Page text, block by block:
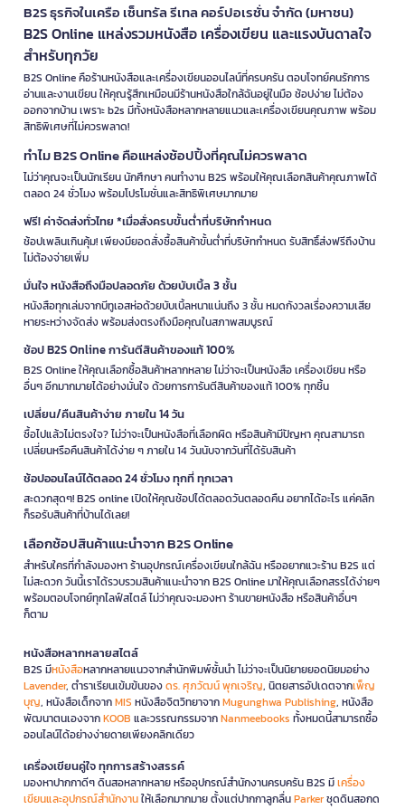
B2S ธุรกิจในเครือ เซ็นทรัล รีเทล คอร์ปอเรชั่น จำกัด (มหาชน)
B2S Online แหล่งรวมหนังสือ เครื่องเขียน และแรงบันดาลใจ
สำหรับทุกวัย
B2S Online คือร้านหนังสือและเครื่องเขียนออนไลน์ที่ครบครัน ตอบโจทย์คนรักการ
อ่านและงานเขียน ให้คุณรู้สึกเหมือนมีร้านหนังสือใกล้ฉันอยู่ในมือ ช้อปง่าย ไม่ต้อง
ออกจากบ้าน เพราะ b2s มีทั้งหนังสือหลากหลายแนวและเครื่องเขียนคุณภาพ พร้อม
สิทธิพิเศษที่ไม่ควรพลาด!
ทำไม B2S Online คือแหล่งช้อปปิ้งที่คุณไม่ควรพลาด
ไม่ว่าคุณจะเป็นนักเรียน นักศึกษา คนทำงาน B2S พร้อมให้คุณเลือกสินค้าคุณภาพได้
ตลอด 24 ชั่วโมง พร้อมโปรโมชั่นและสิทธิพิเศษมากมาย
ฟรี! ค่าจัดส่งทั่วไทย *เมื่อสั่งครบขั้นต่ำที่บริษัทกำหนด
ช้อปเพลินเกินคุ้ม! เพียงมียอดสั่งซื้อสินค้าขั้นต่ำที่บริษัทกำหนด รับสิทธิ์ส่งฟรีถึงบ้าน
ไม่ต้องจ่ายเพิ่ม
มั่นใจ หนังสือถึงมือปลอดภัย ด้วยบับเบิ้ล 3 ชั้น
หนังสือทุกเล่มจากบีทูเอสห่อด้วยบับเบิ้ลหนาแน่นถึง 3 ชั้น หมดกังวลเรื่องความเสีย
หายระหว่างจัดส่ง พร้อมส่งตรงถึงมือคุณในสภาพสมบูรณ์
ช้อป B2S Online การันตีสินค้าของแท้ 100%
B2S Online ให้คุณเลือกซื้อสินค้าหลากหลาย ไม่ว่าจะเป็นหนังสือ เครื่องเขียน หรือ
อื่นๆ อีกมากมายได้อย่างมั่นใจ ด้วยการการันตีสินค้าของแท้ 100% ทุกชิ้น
เปลี่ยน/คืนสินค้าง่าย ภายใน 14 วัน
ซื้อไปแล้วไม่ตรงใจ? ไม่ว่าจะเป็นหนังสือที่เลือกผิด หรือสินค้ามีปัญหา คุณสามารถ
เปลี่ยนหรือคืนสินค้าได้ง่าย ๆ ภายใน 14 วันนับจากวันที่ได้รับสินค้า
ช้อปออนไลน์ได้ตลอด 24 ชั่วโมง ทุกที่ ทุกเวลา
สะดวกสุดๆ! B2S online เปิดให้คุณช้อปได้ตลอดวันตลอดคืน อยากได้อะไร แค่คลิก
ก็รอรับสินค้าที่บ้านได้เลย!
เลือกช้อปสินค้าแนะนำจาก B2S Online
สำหรับใครที่กำลังมองหา ร้านอุปกรณ์เครื่องเขียนใกล้ฉัน หรืออยากแวะร้าน B2S แต่
ไม่สะดวก วันนี้เราได้รวบรวมสินค้าแนะนำจาก B2S Online มาให้คุณเลือกสรรได้ง่ายๆ
พร้อมตอบโจทย์ทุกไลฟ์สไตล์ ไม่ว่าคุณจะมองหา ร้านขายหนังสือ หรือสินค้าอื่นๆ
ก็ตาม
หนังสือหลากหลายสไตล์
B2S มีหนังสือหลากหลายแนวจากสำนักพิมพ์ชั้นนำ ไม่ว่าจะเป็นนิยายยอดนิยมอย่าง
Lavender, ตำราเรียนเข้มข้นของดร. ศุภวัฒน์ พุกเจริญ, นิตยสารอัปเดตจากเพ็ญ
บุญ, หนังสือเด็กจากMIS หนังสือจิตวิทยาจากMugunghwa Publishing, หนังสือ
พัฒนาตนเองจากKOOB และวรรณกรรมจากNanmeebooks ทั้งหมดนี้สามารถซื้อ
ออนไลน์ได้อย่างง่ายดายเพียงคลิกเดียว
เครื่องเขียนคู่ใจ ทุกการสร้างสรรค์
มองหาปากกาดีๆ ดินสอหลากหลาย หรืออุปกรณ์สำนักงานครบครัน B2S มีเครื่อง
เขียนและอุปกรณ์สำนักงานให้เลือกมากมาย ตั้งแต่ปากกาลูกลื่นParkerชุดดินสอกด